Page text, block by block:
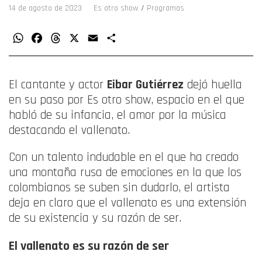
14 de agosto de 2023 Es otro show / Programas
WhatsAppFacebookThreads Email
El cantante y actor Eibar Gutiérrez dejó huella
en su paso por Es otro show, espacio en el que
habló de su infancia, el amor por la música
destacando el vallenato.
Con un talento indudable en el que ha creado
una montaña rusa de emociones en la que los
colombianos se suben sin dudarlo, el artista
deja en claro que el vallenato es una extensión
de su existencia y su razón de ser.
El vallenato es su razón de ser